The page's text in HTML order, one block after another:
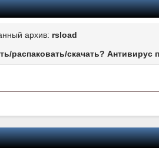
архив: rsload
распаковать/скачать? Антивирус